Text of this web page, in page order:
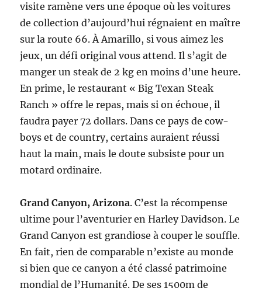
visite ramène vers une époque où les voitures
de collection d’aujourd’hui régnaient en maître
sur la route 66. À Amarillo, si vous aimez les
jeux, un défi original vous attend. Il s’agit de
manger un steak de 2 kg en moins d’une heure.
En prime, le restaurant « Big Texan Steak
Ranch » offre le repas, mais si on échoue, il
faudra payer 72 dollars. Dans ce pays de cow-
boys et de country, certains auraient réussi
haut la main, mais le doute subsiste pour un
motard ordinaire.
Grand Canyon, Arizona. C’est la récompense
ultime pour l’aventurier en Harley Davidson. Le
Grand Canyon est grandiose à couper le souffle.
En fait, rien de comparable n’existe au monde
si bien que ce canyon a été classé patrimoine
mondial de l’Humanité. De ses 1500m de